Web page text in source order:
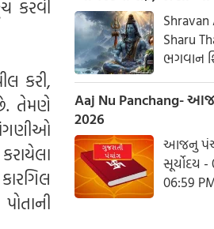
કરવી
કરી,
તેમણે
માટે શુભ
આપણી
પ્રકૃતિનું
સોમવાર રહેશે
Sharu Thashe :
ભગવાન
ખાસ છે.
શિવની
ઝડપથી
આ
પત્ની
જાણીએ કે
Aaj Nu Panchang- આજનુ
2026
આજનુ પંચાગ - 6
સૂર્યોદય - 05:49
06:59